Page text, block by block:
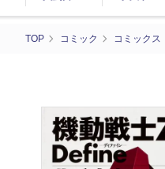
TOP コミック コミックス